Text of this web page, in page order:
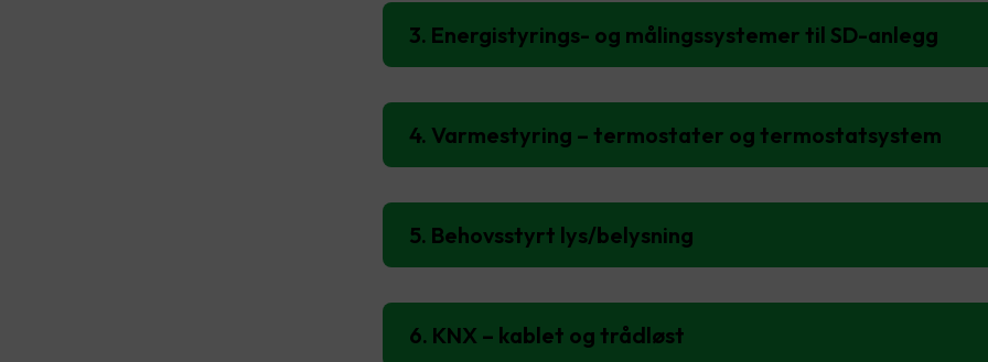
3. Energistyrings- og målingssystemer til SD-anlegg
4. Varmestyring – termostater og termostatsystem
5. Behovsstyrt lys/belysning
6. KNX – kablet og trådløst